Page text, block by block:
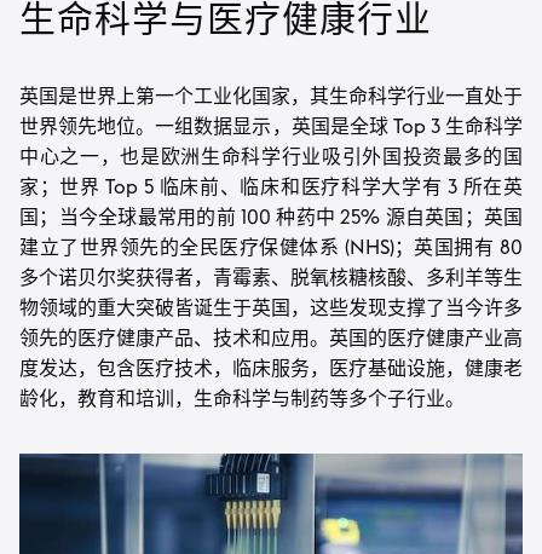
生命科学与医疗健康行业
英国是世界上第一个工业化国家，其生命科学行业一直处于
世界领先地位。一组数据显示，英国是全球 Top 3 生命科学
中心之一，也是欧洲生命科学行业吸引外国投资最多的国
家；世界 Top 5 临床前、临床和医疗科学大学有 3 所在英
国；当今全球最常用的前 100 种药中 25% 源自英国；英国
建立了世界领先的全民医疗保健体系 (NHS)；英国拥有 80
多个诺贝尔奖获得者，青霉素、脱氧核糖核酸、多利羊等生
物领域的重大突破皆诞生于英国，这些发现支撑了当今许多
领先的医疗健康产品、技术和应用。英国的医疗健康产业高
度发达，包含医疗技术，临床服务，医疗基础设施，健康老
龄化，教育和培训，生命科学与制药等多个子行业。